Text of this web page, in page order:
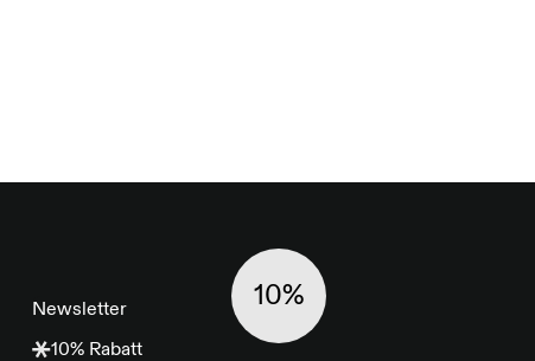
Newsletter
10% Rabatt
10%